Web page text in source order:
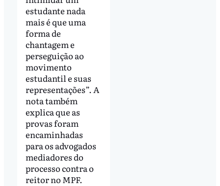
estudante nada
mais é que uma
forma de
chantagem e
perseguição ao
movimento
estudantil e suas
representações”. A
nota também
explica que as
provas foram
encaminhadas
para os advogados
mediadores do
processo contra o
reitor no MPF.